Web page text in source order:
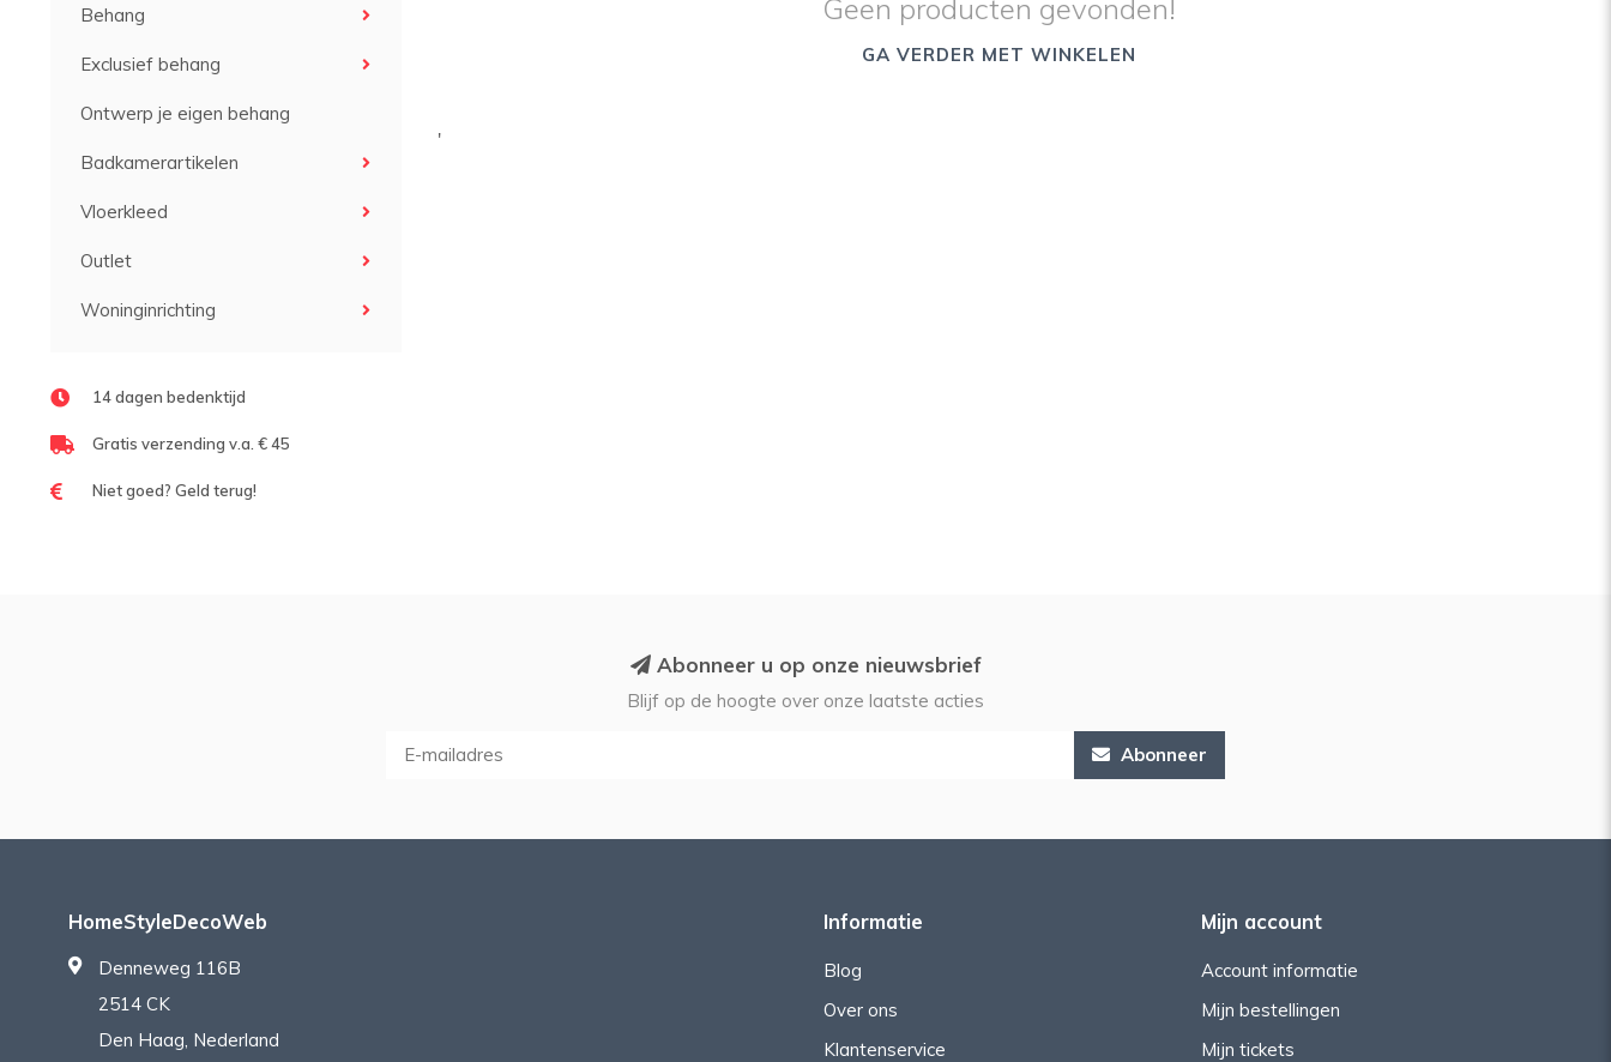
Behang
Exclusief behang
Ontwerp je eigen behang
Badkamerartikelen
Vloerkleed
Outlet
Woninginrichting
14 dagen bedenktijd
Gratis verzending v.a. € 45
Niet goed? Geld terug!
Geen producten gevonden!
GA VERDER MET WINKELEN
'
Abonneer u op onze nieuwsbrief
Blijf op de hoogte over onze laatste acties
Abonneer
HomeStyleDecoWeb
Denneweg 116B
2514 CK
Den Haag, Nederland
Informatie
Blog
Over ons
Klantenservice
Mijn account
Account informatie
Mijn bestellingen
Mijn tickets